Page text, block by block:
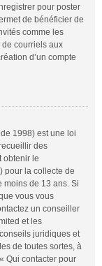
pour poster
de bénéficier de
comme les
de courriels aux
d’un compte
1998) est une loi
des
obtenir le
pour la collecte de
moins de 13 ans. Si
vous vous
un conseiller
et les
juridiques et
de toutes sortes, à
Qui contacter pour